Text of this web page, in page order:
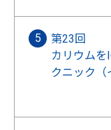
第23回
カリウムを
クニック（